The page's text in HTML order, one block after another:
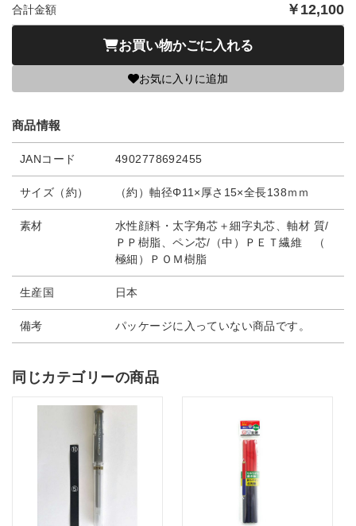
合計金額 ￥ 12,100
お買い物かごに入れる
お気に入りに追加
商品情報
JANコード 4902778692455
サイズ（約） （約）軸径Φ11×厚さ15×全長138ｍｍ
素材
水性顔料・太字角芯＋細字丸芯、軸材 質/
ＰＰ樹脂、ペン芯/（中）ＰＥＴ繊維 （
極細）ＰＯＭ樹脂
生産国 日本
備考 パッケージに入っていない商品です。
同じカテゴリーの商品